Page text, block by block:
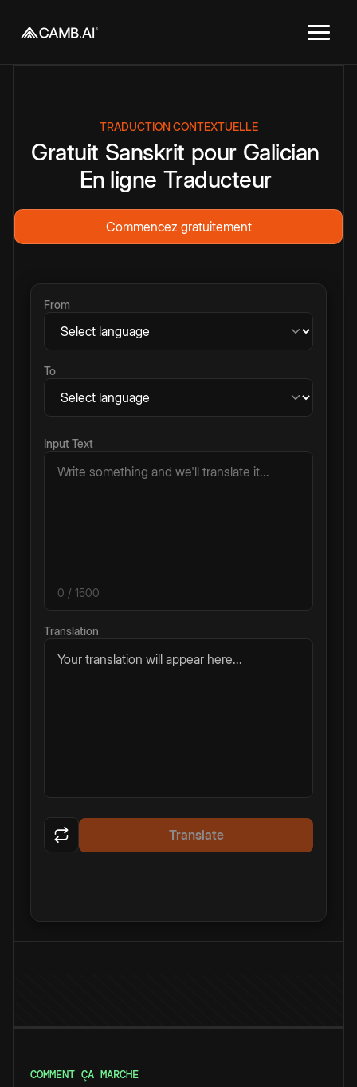
TRADUCTION CONTEXTUELLE
Gratuit Sanskrit pour Galician
En ligne Traducteur
Commencez gratuitement
From
To
Input Text
0 / 1500
Translation
Your translation will appear here...
Translate
COMMENT ÇA MARCHE